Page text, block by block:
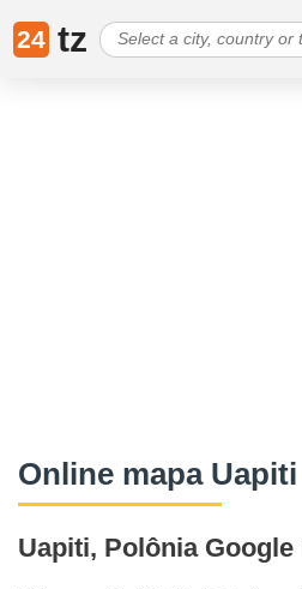
24 tz
Online mapa Uapiti
Uapiti, Polônia Google